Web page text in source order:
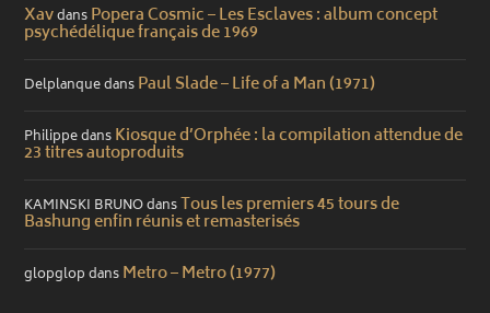
XavdansPopera Cosmic – Les Esclaves : album concept
psychédélique français de 1969
DelplanquedansPaul Slade – Life of a Man (1971)
PhilippedansKiosque d’Orphée : la compilation attendue de
23 titres autoproduits
KAMINSKI BRUNOdansTous les premiers 45 tours de
Bashung enfin réunis et remasterisés
glopglopdansMetro – Metro (1977)